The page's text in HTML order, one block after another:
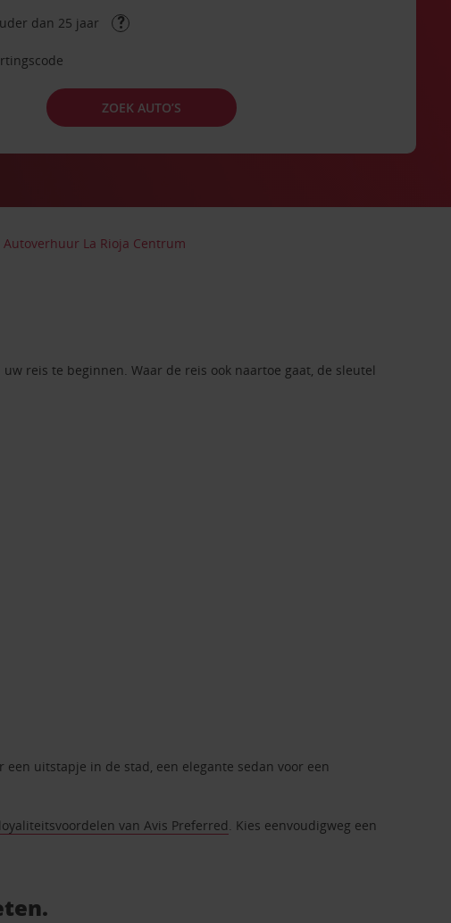
dan 25 jaar
ZOEK AUTO’S
Autoverhuur La Rioja Centrum
reis te beginnen. Waar de reis ook naartoe gaat, de sleutel
uitstapje in de stad, een elegante sedan voor een
van Avis Preferred. Kies eenvoudigweg een